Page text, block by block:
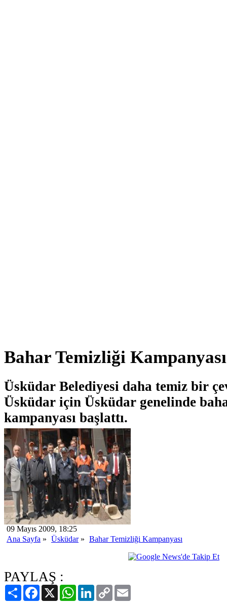
Bahar Temizliği Kampanyası
Üsküdar Belediyesi daha temiz bir
Üsküdar için Üsküdar genelinde
kampanyası başlattı.
09 Mayıs 2009, 18:25
Ana Sayfa » Üsküdar» Bahar Temizliği Kampanyası
PAYLAŞ :
PaylaşFacebook
X WhatsAppLinkedIn
Copy
Link